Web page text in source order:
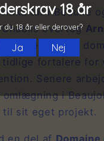
i Beaune
overtog
sin bedstefars
tidlige fortalere for
Senere
omlægning i
til sit eget projekt.
en del af Domaine